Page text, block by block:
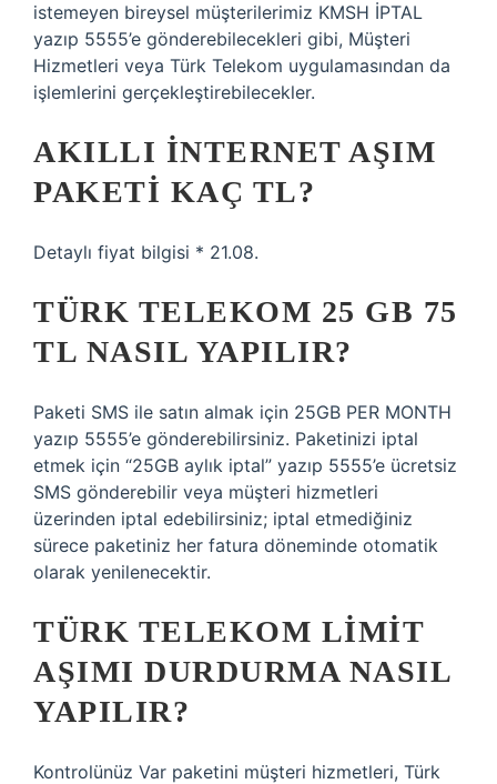
istemeyen bireysel müşterilerimiz KMSH İPTAL
yazıp 5555’e gönderebilecekleri gibi, Müşteri
Hizmetleri veya Türk Telekom uygulamasından da
işlemlerini gerçekleştirebilecekler.
AKILLI INTERNET AŞIM
PAKETI KAÇ TL?
Detaylı fiyat bilgisi * 21.08.
TÜRK TELEKOM 25 GB 75
TL NASIL YAPILIR?
Paketi SMS ile satın almak için 25GB PER MONTH
yazıp 5555’e gönderebilirsiniz. Paketinizi iptal
etmek için “25GB aylık iptal” yazıp 5555’e ücretsiz
SMS gönderebilir veya müşteri hizmetleri
üzerinden iptal edebilirsiniz; iptal etmediğiniz
sürece paketiniz her fatura döneminde otomatik
olarak yenilenecektir.
TÜRK TELEKOM LIMIT
AŞIMI DURDURMA NASIL
YAPILIR?
Kontrolünüz Var paketini müşteri hizmetleri, Türk